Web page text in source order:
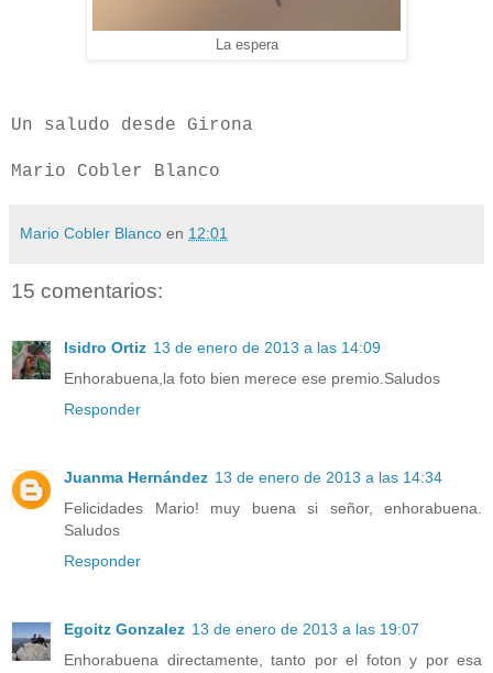
La espera
Un saludo desde Girona
Mario Cobler Blanco
Mario Cobler Blanco en 12:01
15 comentarios:
Isidro Ortiz 13 de enero de 2013 a las 14:09
Enhorabuena,la foto bien merece ese premio.Saludos
Responder
Juanma Hernández 13 de enero de 2013 a las 14:34
Felicidades Mario! muy buena si señor, enhorabuena.
Saludos
Responder
Egoitz Gonzalez 13 de enero de 2013 a las 19:07
Enhorabuena directamente, tanto por el foton y por esa